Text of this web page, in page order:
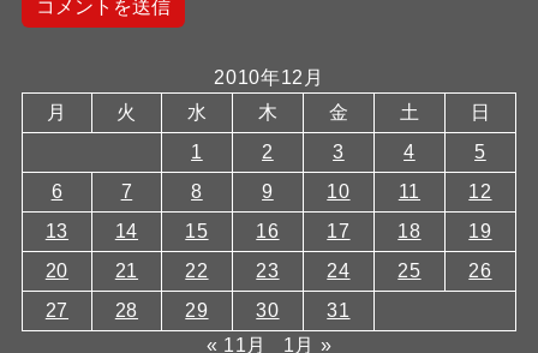
2010年12月
月
火 水 木 金 土
日
1
2 3 4
5
6
7 8 9 10 11
12
13
14 15 16 17 18
19
20
21 22 23 24 25
26
27
28 29 30
31
« 11月
1月 »